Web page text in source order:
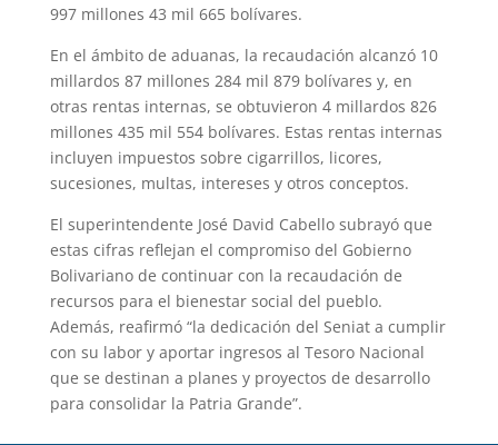
997 millones 43 mil 665 bolívares.
En el ámbito de aduanas, la recaudación alcanzó 10
millardos 87 millones 284 mil 879 bolívares y, en
otras rentas internas, se obtuvieron 4 millardos 826
millones 435 mil 554 bolívares. Estas rentas internas
incluyen impuestos sobre cigarrillos, licores,
sucesiones, multas, intereses y otros conceptos.
El superintendente José David Cabello subrayó que
estas cifras reflejan el compromiso del Gobierno
Bolivariano de continuar con la recaudación de
recursos para el bienestar social del pueblo.
Además, reafirmó “la dedicación del Seniat a cumplir
con su labor y aportar ingresos al Tesoro Nacional
que se destinan a planes y proyectos de desarrollo
para consolidar la Patria Grande”.